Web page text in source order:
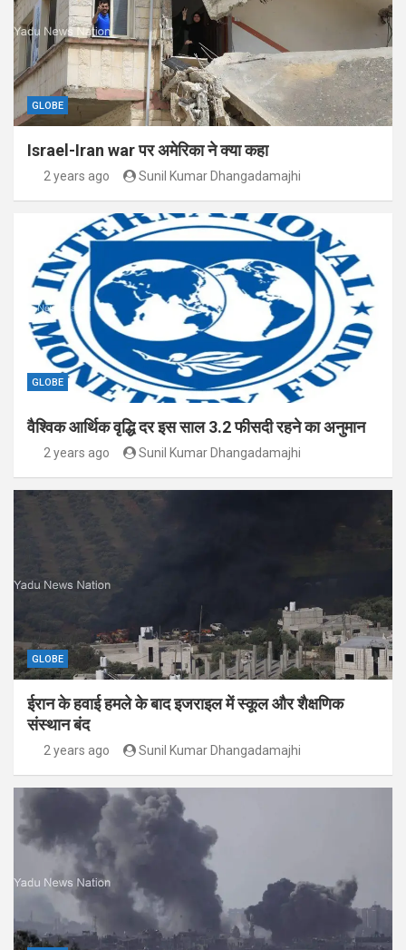
GLOBE
Israel-Iran war पर अमेरिका ने क्या कहा
2 years ago Sunil Kumar Dhangadamajhi
GLOBE
वैश्विक आर्थिक वृद्धि दर इस साल 3.2 फीसदी रहने का अनुमान
2 years ago Sunil Kumar Dhangadamajhi
GLOBE
ईरान के हवाई हमले के बाद इजराइल में स्कूल और शैक्षणिक
संस्थान बंद
2 years ago Sunil Kumar Dhangadamajhi